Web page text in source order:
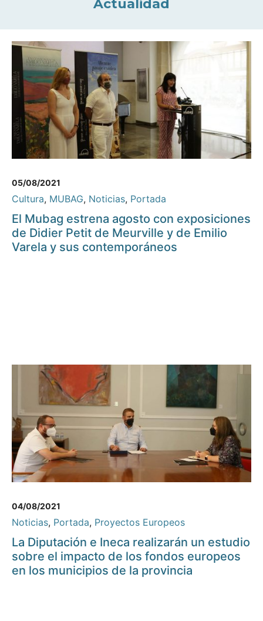
Actualidad
05/08/2021
Cultura, MUBAG, Noticias, Portada
El Mubag estrena agosto con exposiciones
de Didier Petit de Meurville y de Emilio
Varela y sus contemporáneos
04/08/2021
Noticias, Portada, Proyectos Europeos
La Diputación e Ineca realizarán un estudio
sobre el impacto de los fondos europeos
en los municipios de la provincia